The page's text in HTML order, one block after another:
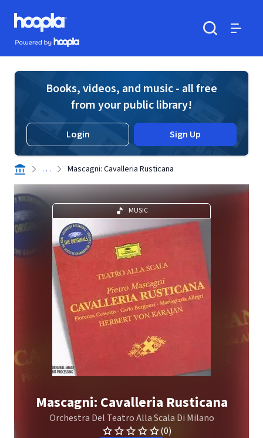
Skip to main content
Hoopla logo
Powered by Hoopla
Books, videos, and music - all free
from your public library!
Login Sign Up
. . . Mascagni: Cavalleria Rusticana
MUSIC
Mascagni: Cavalleria Rusticana
Orchestra Del Teatro Alla Scala Di Milano
(0)